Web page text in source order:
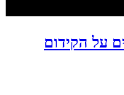
על הקידום